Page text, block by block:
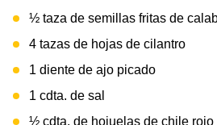
½ taza de semillas fritas de
4 tazas de hojas de cilantro
1 diente de ajo picado
1 cdta. de sal
½ cdta. de hojuelas de chile rojo